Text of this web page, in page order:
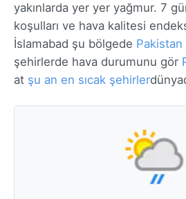
yakınlarda yer yer yağmur. 7
koşulları ve hava kalitesi
İslamabad şu bölgede Pakistan
şehirlerde hava durumunu gör
at şu an en sıcak şehirler